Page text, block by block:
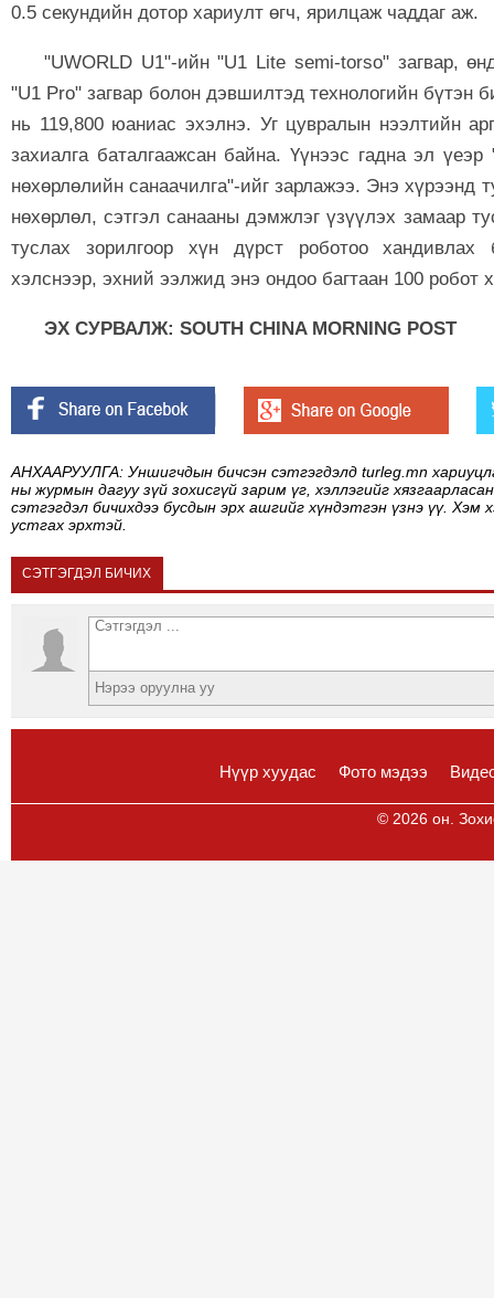
0.5 секундийн дотор хариулт өгч, ярилцаж чаддаг аж.
"UWORLD U1"-ийн "U1 Lite semi-torso" загвар,
"U1 Pro" загвар болон дэвшилтэд технологийн бүтэн
нь 119,800 юаниас эхэлнэ. Уг цувралын нээлтийн
захиалга баталгаажсан байна. Үүнээс гадна эл
нөхөрлөлийн санаачилга"-ийг зарлажээ. Энэ хүрээнд
нөхөрлөл, сэтгэл санааны дэмжлэг үзүүлэх замаар
туслах зорилгоор хүн дүрст роботоо
хэлснээр, эхний ээлжид энэ ондоо багтаан 100 робот
ЭХ СУРВАЛЖ: SOUTH CHINA MORNING POST
АНХААРУУЛГА: Уншигчдын бичсэн сэтгэгдэлд turleg.mn
ны журмын дагуу зүй зохисгүй зарим үг, хэллэгийг
сэтгэгдэл бичихдээ бусдын эрх ашгийг хүндэтгэн үзнэ үү. Хэм
устгах эрхтэй.
СЭТГЭГДЭЛ БИЧИХ
Нүүр хуудас Фото мэдээ
© 2026 он.